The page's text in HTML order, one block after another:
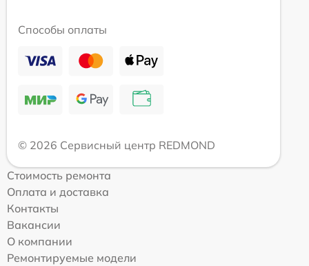
Способы оплаты
© 2026 Сервисный центр REDMOND
Стоимость ремонта
Оплата и доставка
Контакты
Вакансии
О компании
Ремонтируемые модели